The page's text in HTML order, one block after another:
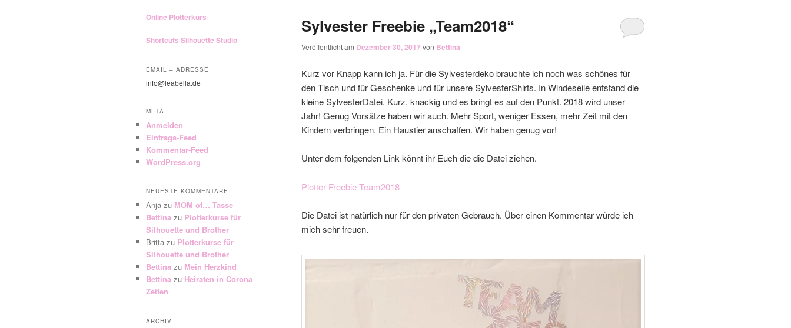
Sylvester Freebie „Team2018“
Veröffentlicht am Dezember 30, 2017von Bettina
Kurz vor Knapp kann ich ja. Für die Sylvesterdeko brauchte ich noch was schönes für
den Tisch und für Geschenke und für unsere SylvesterShirts. In Windeseile entstand die
kleine SylvesterDatei. Kurz, knackig und es bringt es auf den Punkt. 2018 wird unser
Jahr! Genug Vorsätze haben wir auch. Mehr Sport, weniger Essen, mehr Zeit mit den
Kindern verbringen. Ein Haustier anschaffen. Wir haben genug vor!
Unter dem folgenden Link könnt ihr Euch die die Datei ziehen.
Plotter Freebie Team2018
Die Datei ist natürlich nur für den privaten Gebrauch. Über einen Kommentar würde ich
mich sehr freuen.
Online Plotterkurs
Shortcuts Silhouette Studio
EMAIL – ADRESSE
info@leabella.de
META
Anmelden
Eintrags-Feed
Kommentar-Feed
WordPress.org
NEUESTE KOMMENTARE
Anja zu MOM of… Tasse
Bettina zu Plotterkurse für
Silhouette und Brother
Britta zu Plotterkurse für
Silhouette und Brother
Bettina zu Mein Herzkind
Bettina zu Heiraten in Corona
Zeiten
ARCHIV